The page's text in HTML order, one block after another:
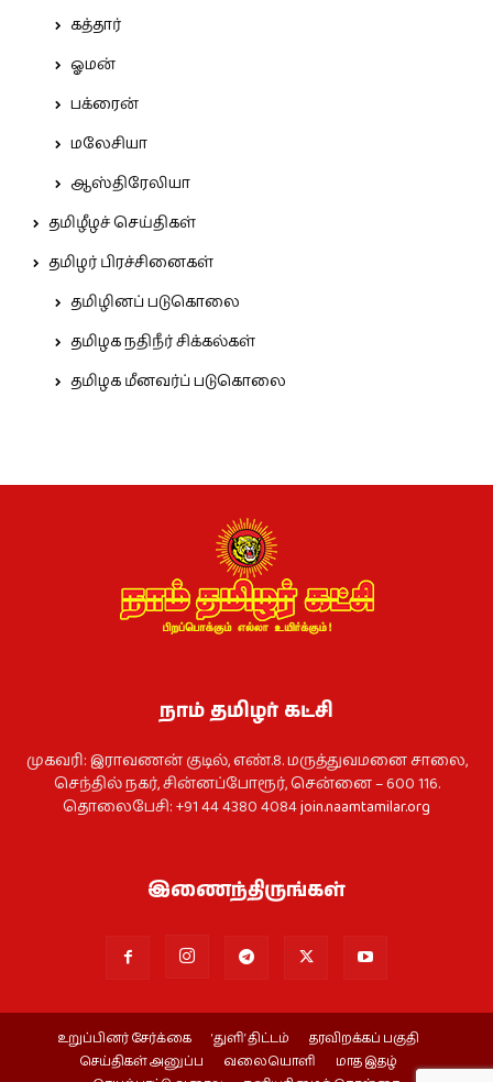
கத்தார்
ஓமன்
பக்ரைன்
மலேசியா
ஆஸ்திரேலியா
தமிழீழச் செய்திகள்
தமிழர் பிரச்சினைகள்
தமிழினப் படுகொலை
தமிழக நதிநீர் சிக்கல்கள்
தமிழக மீனவர்ப் படுகொலை
நாம் தமிழர் கட்சி
முகவரி: இராவணன் குடில், எண்.8. மருத்துவமனை சாலை,
செந்தில் நகர், சின்னப்போரூர், சென்னை – 600 116.
தொலைபேசி: +91 44 4380 4084join.naamtamilar.org
இணைந்திருங்கள்
உறுப்பினர் சேர்க்கை ‘துளி’ திட்டம்
தரவிறக்கப் பகுதி
செய்திகள் அனுப்ப
வலையொளி
மாத இதழ்